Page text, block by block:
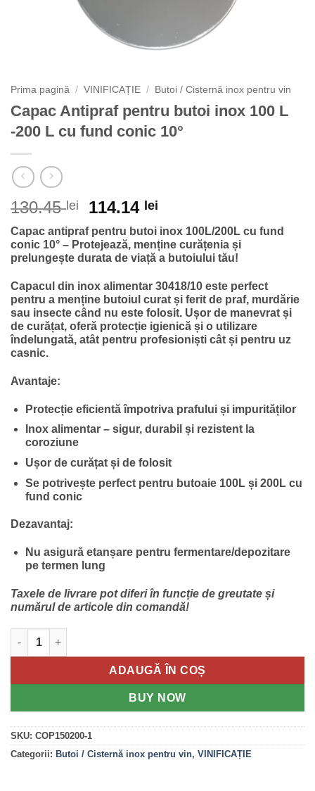
Prima pagină / VINIFICAȚIE / Butoi / Cisternă inox pentru vin
Capac Antipraf pentru butoi inox 100 L
-200 L cu fund conic 10°
130.45 lei
Prețul
inițial
a
fost:
114.14 lei
curent
este:
114.14 lei.
Capac antipraf pentru butoi inox 100L/200L cu fund
conic 10° – Protejează, menține curățenia și
prelungește durata de viață a butoiului tău!
Capacul din inox alimentar 30418/10 este perfect
pentru a menține butoiul curat și ferit de praf, murdărie
sau insecte când nu este folosit. Ușor de manevrat și
de curățat, oferă protecție igienică și o utilizare
îndelungată, atât pentru profesioniști cât și pentru uz
casnic.
Avantaje:
Protecție eficientă împotriva prafului și impurităților
Inox alimentar – sigur, durabil și rezistent la
coroziune
Ușor de curățat și de folosit
Se potrivește perfect pentru butoaie 100L și 200L cu
fund conic
Dezavantaj:
Nu asigură etanșare pentru fermentare/depozitare
pe termen lung
Taxele de livrare pot diferi în funcție de greutate și
numărul de articole din comandă!
ADAUGĂ ÎN COȘ
BUY NOW
SKU: COP150200-1
Categorii: Butoi / Cisternă inox pentru vin, VINIFICAȚIE